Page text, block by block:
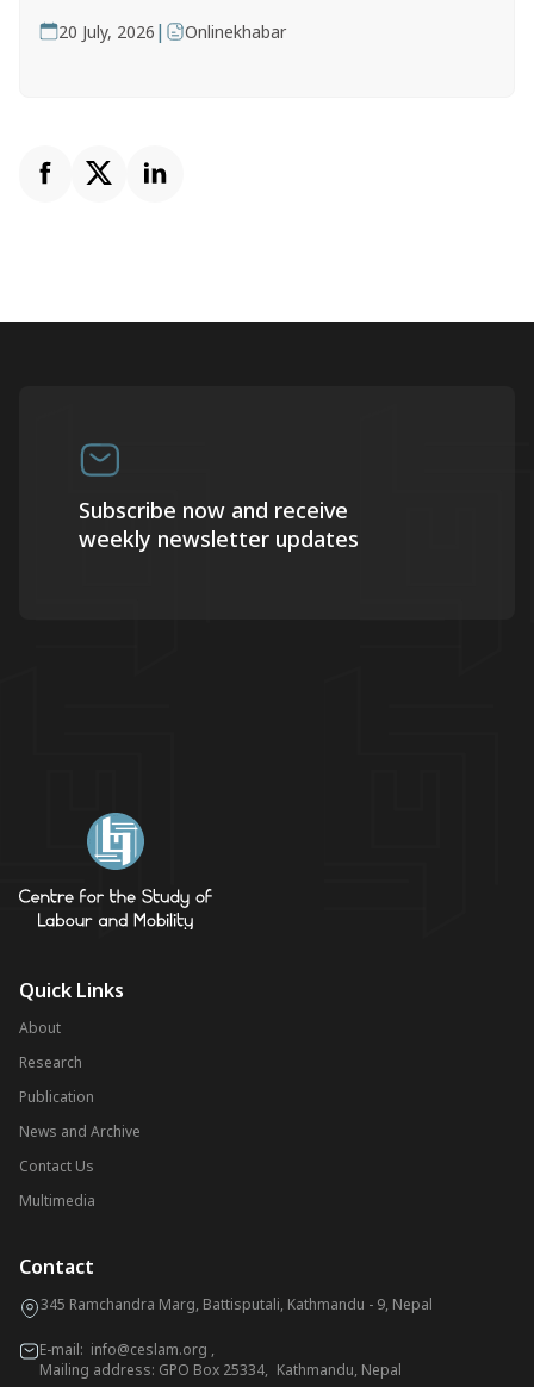
20 July, 2026 | Onlinekhabar
Subscribe now and receive
weekly newsletter updates
Quick Links
About
Research
Publication
News and Archive
Contact Us
Multimedia
Contact
345 Ramchandra Marg, Battisputali, Kathmandu - 9, Nepal
E-mail: info@ceslam.org ,
Mailing address: GPO Box 25334, Kathmandu, Nepal